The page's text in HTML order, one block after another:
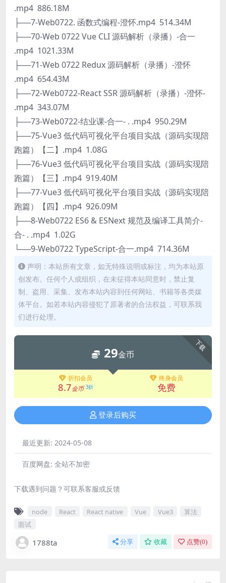
.mp4 886.18M
├──7-Web0722. 函数式编程-澄怀.mp4 514.34M
├──70-Web 0722 Vue CLI 源码解析（录播）-合一
.mp4 1021.33M
├──71-Web 0722 Redux 源码解析（录播）-澄怀
.mp4 654.43M
├──72-Web0722-React SSR 源码解析（录播）-澄怀-
.mp4 343.07M
├──73-Web0722-结业课-合一- . .mp4 950.29M
├──75-Vue3 低代码可视化平台项目实战（源码实现陪
跑篇）【二】.mp4 1.08G
├──76-Vue3 低代码可视化平台项目实战（源码实现陪
跑篇）【三】.mp4 919.40M
├──77-Vue3 低代码可视化平台项目实战（源码实现陪
跑篇）【四】.mp4 926.09M
├──8-Web0722 ES6 & ESNext 规范及编译工具简介-
合- . .mp4 1.02G
└──9-Web0722 TypeScript-合一.mp4 714.36M
声明：本站所有文章，如无特殊说明或标注，均为本站原
创发布。任何个人或组织，在未征得本站同意时，禁止复
制、盗用、采集、发布本站内容到任何网站、书籍等各类媒
体平台。如若本站内容侵犯了原著者的合法权益，可联系我
们进行处理。
下载
29金币
折扣会员
8.7金币 3折
终身会员
免费
登录后购买
最近更新: 2024-05-08
百度网盘: 全站不加密
下载遇到问题？可联系客服或反馈
node React React native Vue Vue3
算法
面试
1788ta 分享 收藏 点赞(0)